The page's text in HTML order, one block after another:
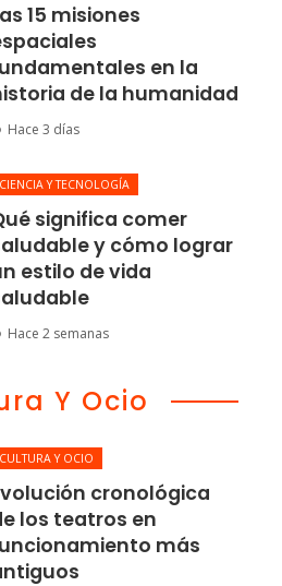
15 misiones
en la
de la humanidad
Hace 3 días
CIENCIA Y TECNOLOGÍA
significa comer
y cómo lograr
estilo de vida
Hace 2 semanas
Y Ocio
CULTURA Y OCIO
cronológica
los teatros en
más